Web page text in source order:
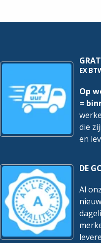
hoeveelheid
EX
Op
=
die
en
DE
Al